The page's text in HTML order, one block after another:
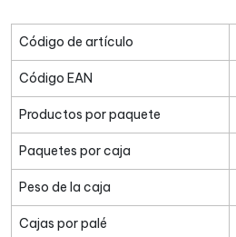
Código de artículo
Código EAN
Productos por paquete
Paquetes por caja
Peso de la caja
Cajas por palé